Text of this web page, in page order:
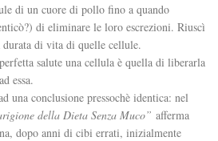
di un cuore di pollo fino a quando
di eliminare le loro escrezioni. Riuscì
di vita di quelle cellule.
salute una cellula è quella di liberarla
essa.
una conclusione pressochè identica: nel
della Dieta Senza Muco” afferma
dopo anni di cibi errati, inizialmente